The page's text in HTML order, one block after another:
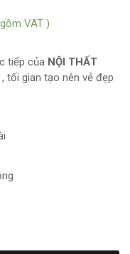
VAT )
tiếp của NỘI THẤT
tối gian tạo nên vẻ đẹp